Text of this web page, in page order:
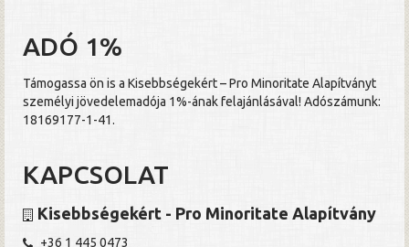
ADÓ 1%
Támogassa ön is a Kisebbségekért – Pro Minoritate Alapítványt
személyi jövedelemadója 1%-ának felajánlásával! Adószámunk:
18169177-1-41.
KAPCSOLAT
Kisebbségekért - Pro Minoritate Alapítvány
+36 1 445 0473